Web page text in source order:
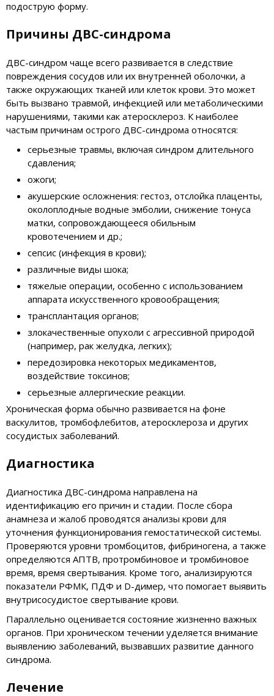
подострую форму.
Причины ДВС-синдрома
ДВС-синдром чаще всего развивается в следствие
повреждения сосудов или их внутренней оболочки, а
также окружающих тканей или клеток крови. Это может
быть вызвано травмой, инфекцией или метаболическими
нарушениями, такими как атеросклероз. К наиболее
частым причинам острого ДВС-синдрома относятся:
серьезные травмы, включая синдром длительного
сдавления;
ожоги;
акушерские осложнения: гестоз, отслойка плаценты,
околоплодные водные эмболии, снижение тонуса
матки, сопровождающееся обильным
кровотечением и др.;
сепсис (инфекция в крови);
различные виды шока;
тяжелые операции, особенно с использованием
аппарата искусственного кровообращения;
трансплантация органов;
злокачественные опухоли с агрессивной природой
(например, рак желудка, легких);
передозировка некоторых медикаментов,
воздействие токсинов;
серьезные аллергические реакции.
Хроническая форма обычно развивается на фоне
васкулитов, тромбофлебитов, атеросклероза и других
сосудистых заболеваний.
Диагностика
Диагностика ДВС-синдрома направлена на
идентификацию его причин и стадии. После сбора
анамнеза и жалоб проводятся анализы крови для
уточнения функционирования гемостатической системы.
Проверяются уровни тромбоцитов, фибриногена, а также
определяются АПТВ, протромбиновое и тромбиновое
время, время свертывания. Кроме того, анализируются
показатели РФМК, ПДФ и D-димер, что помогает выявить
внутрисосудистое свертывание крови.
Параллельно оценивается состояние жизненно важных
органов. При хроническом течении уделяется внимание
выявлению заболеваний, вызвавших развитие данного
синдрома.
Лечение